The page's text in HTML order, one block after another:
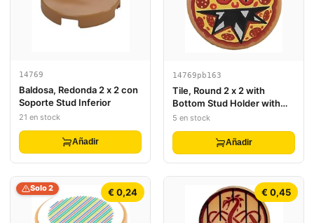
14769
Baldosa, Redonda 2 x 2 con
Soporte Stud Inferior
21 en stock
Añadir
14769pb163
Tile, Round 2 x 2 with
Bottom Stud Holder with
Pizza Pepperoni Scary Face
5 en stock
Añadir
€ 0,24
Solo 2 € 0,45